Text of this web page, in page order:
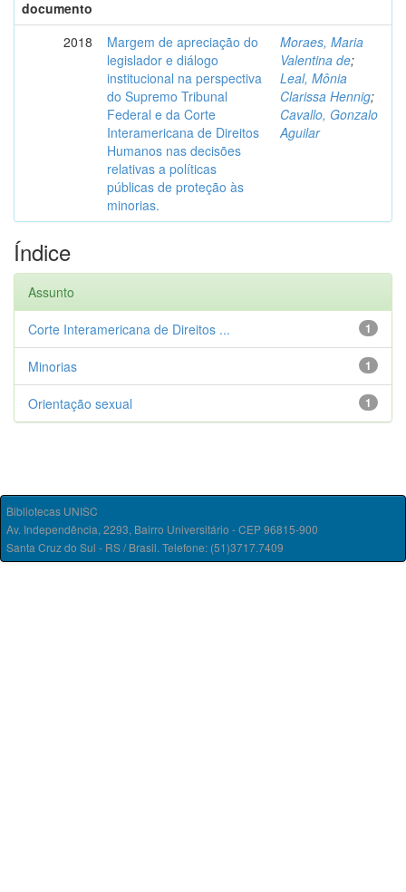
documento
2018
Margem de apreciação do
legislador e diálogo
institucional na perspectiva
do Supremo Tribunal
Federal e da Corte
Interamericana de Direitos
Humanos nas decisões
relativas a políticas
públicas de proteção às
minorias.
Moraes, Maria
Valentina de;
Leal, Mônia
Clarissa Hennig;
Cavallo, Gonzalo
Aguilar
Índice
Assunto
1
Corte Interamericana de Direitos ...
1
Minorias
1
Orientação sexual
Bibliotecas UNISC
Av. Independência, 2293, Bairro Universitário - CEP 96815-900
Santa Cruz do Sul - RS / Brasil. Telefone: (51)3717.7409